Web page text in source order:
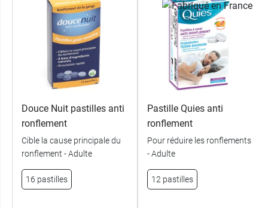
Douce Nuit pastilles anti
ronflement
Cible la cause principale du
ronflement - Adulte
16 pastilles
Pastille Quies anti
ronflement
Pour réduire les ronflements
- Adulte
12 pastilles